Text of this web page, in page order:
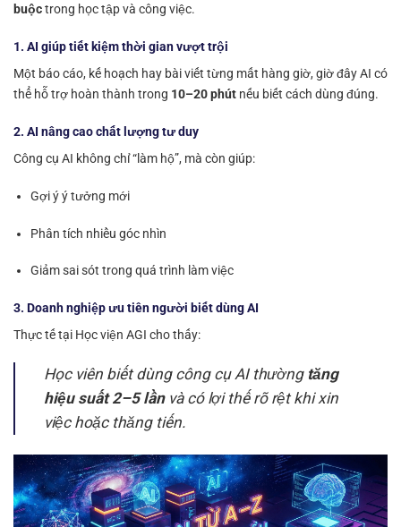
buộctrong học tập và công việc.
1. AI giúp tiết kiệm thời gian vượt trội
Một báo cáo, kế hoạch hay bài viết từng mất hàng giờ, giờ đây AI có
thể hỗ trợ hoàn thành trong 10–20 phút nếu biết cách dùng đúng.
2. AI nâng cao chất lượng tư duy
Công cụ AI không chỉ “làm hộ”, mà còn giúp:
Gợi ý ý tưởng mới
Phân tích nhiều góc nhìn
Giảm sai sót trong quá trình làm việc
3. Doanh nghiệp ưu tiên người biết dùng AI
Thực tế tại Học viện AGI cho thấy:
Học viên biết dùng công cụ AI thường tăng
hiệu suất 2–5 lầnvà có lợi thế rõ rệt khi xin
việc hoặc thăng tiến.